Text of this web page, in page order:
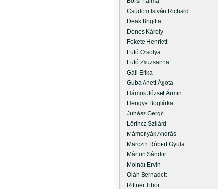
Csüdöm István Richárd
Deák Brigitta
Dénes Károly
Fekete Henriett
Futó Orsolya
Futó Zsuzsanna
Gáll Erika
Guba Anett Ágota
Hámos József Ármin
Hengye Boglárka
Juhász Gergő
Lőrincz Szilárd
Mámenyák András
Marczin Róbert Gyula
Márton Sándor
Molnár Ervin
Oláh Bernadett
Rittner Tibor